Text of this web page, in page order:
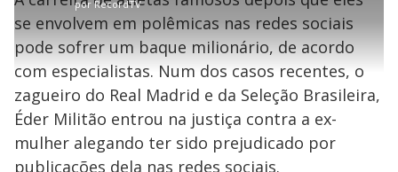
l
a
y
por RecordTV
r
0
e
g
n
d
s
a
1
s
e
u
n
d
o
s
M
9
2
%
c
e
n
r
i
l
a
se envolvem em polêmicas nas redes sociais
pode sofrer um baque milionário, de acordo
com especialistas. Num dos casos recentes, o
zagueiro do Real Madrid e da Seleção Brasileira,
Éder Militão entrou na justiça contra a ex-
mulher alegando ter sido prejudicado por
publicações dela nas redes sociais.